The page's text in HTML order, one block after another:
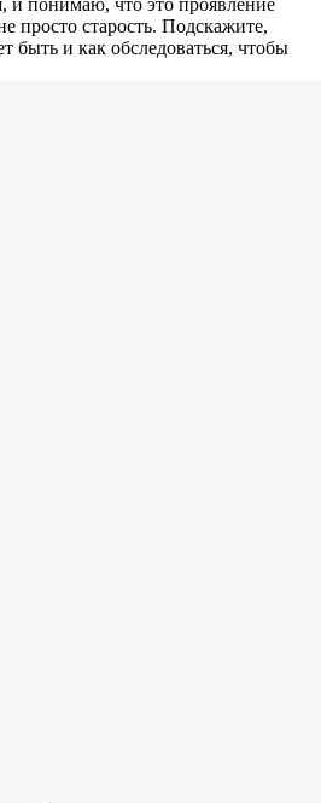
просто старость. Подскажите,
быть и как обследоваться, чтобы